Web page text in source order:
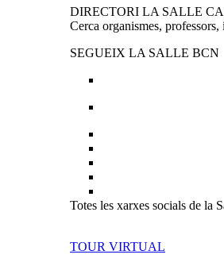
DIRECTORI LA SALLE
Cerca organismes, professors,
SEGUEIX LA SALLE BCN
Totes les xarxes socials de la
TOUR VIRTUAL